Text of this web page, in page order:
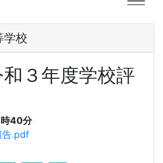
校
３年度学校評
40分
告.pdf